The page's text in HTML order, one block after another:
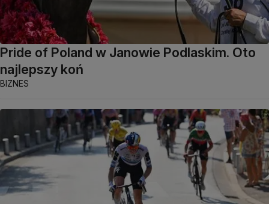
Pride of Poland w Janowie Podlaskim. Oto
najlepszy koń
BIZNES